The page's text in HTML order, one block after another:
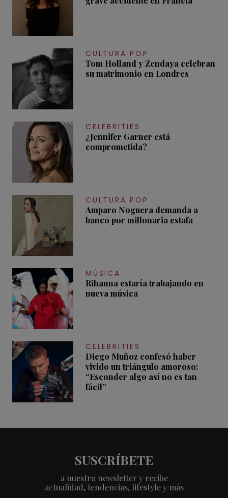
CULTURA POP
Tom Holland y Zendaya celebran
su matrimonio en Londres
CELEBRITIES
¿Jennifer Garner está
comprometida?
CULTURA POP
Amparo Noguera demanda a
banco por millonaria estafa
MÚSICA
Rihanna estaría trabajando en
nueva música
CELEBRITIES
Diego Muñoz confesó haber
vivido un triángulo amoroso:
“Esconder algo así no es tan
fácil”
SUSCRÍBETE
a nuestro newsletter y recibe
actualidad, tendencias, lifestyle y más